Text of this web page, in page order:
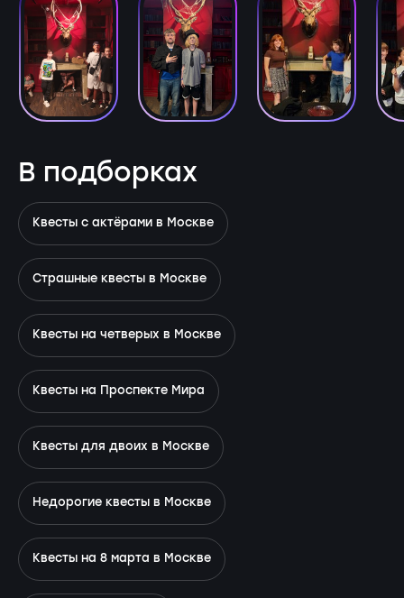
В подборках
Квесты с актёрами в Москве
Страшные квесты в Москве
Квесты на четверых в Москве
Квесты на Проспекте Мира
Квесты для двоих в Москве
Недорогие квесты в Москве
Квесты на 8 марта в Москве